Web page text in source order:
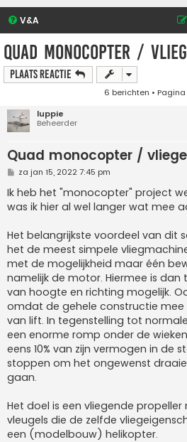
V&A
Quad monocopter /
Plaats reactie
6 berichten • Pagina
luppie
Beheerder
Quad monocopter /
B
r
i
c
za jan 15, 2022 7:45 pm
Ik heb het "monocopter" project
was ik hier al wel langer wat mee
Het belangrijkste voordeel van dit
het de meest simpele
met de mogelijkheid maar één
namelijk de motor. Hiermee is
van hoogte en richting mogelijk.
omdat de gehele constructie
van lift. In tegenstelling tot
een enorme romp onder de
eens 10% van zijn vermogen in de
stoppen om het ongewenst
gaan.
Het doel is een vliegende
vleugels die de zelfde
een (modelbouw) helikopter.